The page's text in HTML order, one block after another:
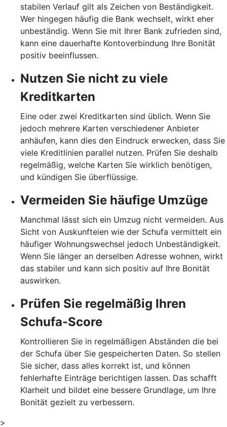
stabilen Verlauf gilt als Zeichen von Beständigkeit.
Wer hingegen häufig die Bank wechselt, wirkt eher
unbeständig. Wenn Sie mit Ihrer Bank zufrieden sind,
kann eine dauerhafte Kontoverbindung Ihre Bonität
positiv beeinflussen.
Nutzen Sie nicht zu viele
Kreditkarten
Eine oder zwei Kreditkarten sind üblich. Wenn Sie
jedoch mehrere Karten verschiedener Anbieter
anhäufen, kann dies den Eindruck erwecken, dass Sie
viele Kreditlinien parallel nutzen. Prüfen Sie deshalb
regelmäßig, welche Karten Sie wirklich benötigen,
und kündigen Sie überflüssige.
Vermeiden Sie häufige Umzüge
Manchmal lässt sich ein Umzug nicht vermeiden. Aus
Sicht von Auskunfteien wie der Schufa vermittelt ein
häufiger Wohnungswechsel jedoch Unbeständigkeit.
Wenn Sie länger an derselben Adresse wohnen, wirkt
das stabiler und kann sich positiv auf Ihre Bonität
auswirken.
Prüfen Sie regelmäßig Ihren
Schufa-Score
Kontrollieren Sie in regelmäßigen Abständen die bei
der Schufa über Sie gespeicherten Daten. So stellen
Sie sicher, dass alles korrekt ist, und können
fehlerhafte Einträge berichtigen lassen. Das schafft
Klarheit und bildet eine bessere Grundlage, um Ihre
Bonität gezielt zu verbessern.
>